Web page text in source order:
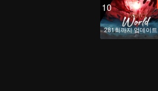
10
281회까지 업데이트